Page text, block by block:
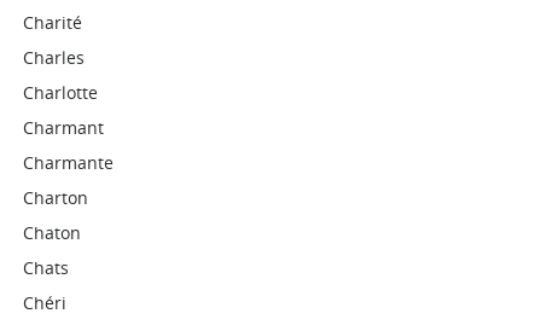
Charité
Charles
Charlotte
Charmant
Charmante
Charton
Chaton
Chats
Chéri